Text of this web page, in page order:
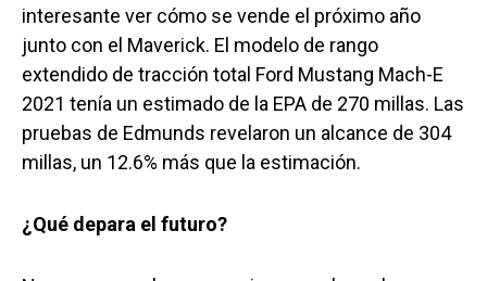
interesante ver cómo se vende el próximo año
junto con el Maverick. El modelo de rango
extendido de tracción total Ford Mustang Mach-E
2021 tenía un estimado de la EPA de 270 millas. Las
pruebas de Edmunds revelaron un alcance de 304
millas, un 12.6% más que la estimación.
¿Qué depara el futuro?